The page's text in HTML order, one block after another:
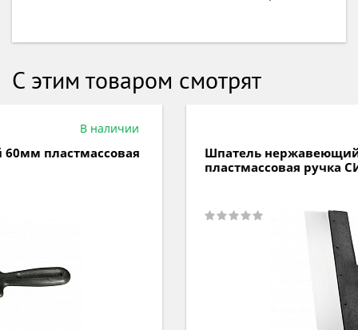
С этим товаром смотрят
Шпатель нержавеющий 300мм
пластмассовая ручка СИБРТЕХ 85442